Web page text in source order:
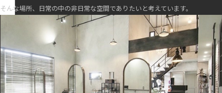
そんな場所、日常の中の非日常な空間でありたいと考えています。